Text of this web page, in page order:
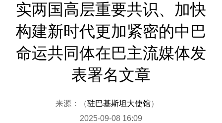
实两国高层重要共识、加快
构建新时代更加紧密的中巴
命运共同体在巴主流媒体发
表署名文章
来源：（驻巴基斯坦大使馆）
2025-09-08 16:09